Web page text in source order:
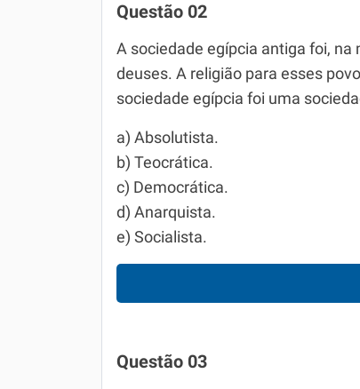
Questão 02
A sociedade egípcia antiga foi,
deuses. A religião para esses
sociedade egípcia foi uma
a) Absolutista.
b) Teocrática.
c) Democrática.
d) Anarquista.
e) Socialista.
Questão 03